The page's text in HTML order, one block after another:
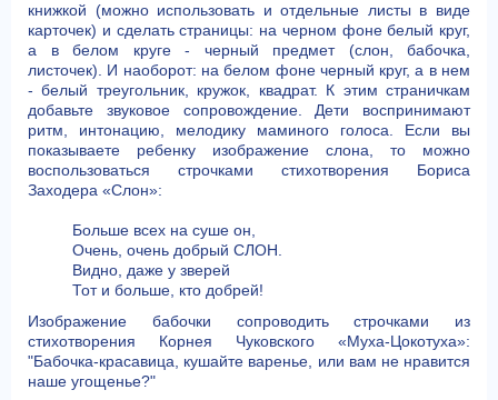
книжкой (можно использовать и отдельные листы в виде
карточек) и сделать страницы: на черном фоне белый круг,
а в белом круге - черный предмет (слон, бабочка,
листочек). И наоборот: на белом фоне черный круг, а в нем
- белый треугольник, кружок, квадрат. К этим страничкам
добавьте звуковое сопровождение. Дети воспринимают
ритм, интонацию, мелодику маминого голоса. Если вы
показываете ребенку изображение слона, то можно
воспользоваться строчками стихотворения Бориса
Заходера «Слон»:
Больше всех на суше он,
Очень, очень добрый СЛОН.
Видно, даже у зверей
Тот и больше, кто добрей!
Изображение бабочки сопроводить строчками из
стихотворения Корнея Чуковского «Муха-Цокотуха»:
"Бабочка-красавица, кушайте варенье, или вам не нравится
наше угощенье?"